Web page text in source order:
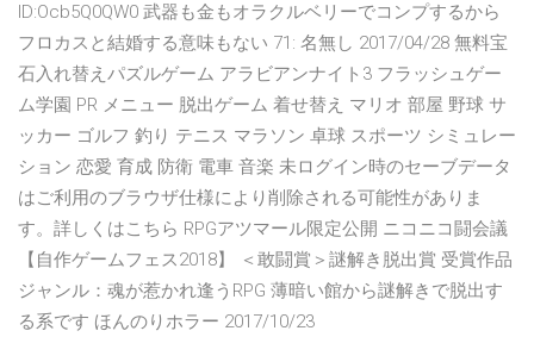
ID:Ocb5Q0QW0 武器も金もオラクルベリーでコンプするから
フロカスと結婚する意味もない 71: 名無し 2017/04/28 無料宝
石入れ替えパズルゲーム アラビアンナイト3 フラッシュゲー
ム学園 PR メニュー 脱出ゲーム 着せ替え マリオ 部屋 野球 サ
ッカー ゴルフ 釣り テニス マラソン 卓球 スポーツ シミュレー
ション 恋愛 育成 防衛 電車 音楽 未ログイン時のセーブデータ
はご利用のブラウザ仕様により削除される可能性がありま
す。詳しくはこちら RPGアツマール限定公開 ニコニコ闘会議
【自作ゲームフェス2018】 ＜敢闘賞＞謎解き脱出賞 受賞作品
ジャンル：魂が惹かれ逢うRPG 薄暗い館から謎解きで脱出す
る系です ほんのりホラー 2017/10/23